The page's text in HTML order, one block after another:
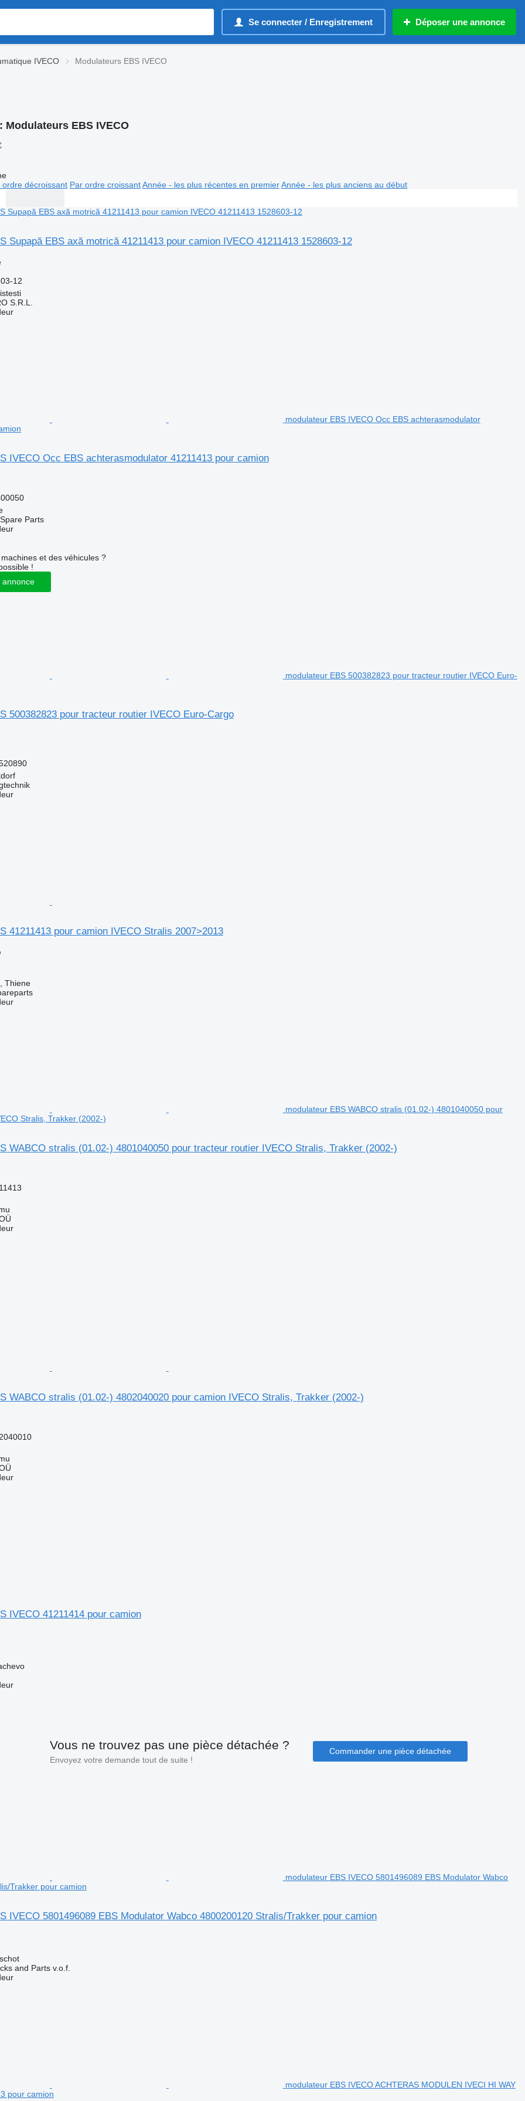
Se connecter / Enregistrement Déposer une annonce
IVECO Modulateurs EBS IVECO
Modulateurs EBS IVECO
ordre décroissant Par ordre croissant Année - les plus récentes en premier Année - les plus anciens au début
Supapă EBS axă motrică 41211413 pour camion IVECO 41211413 1528603-12
12
S.R.L.
modulateur EBS IVECO Occ EBS achterasmodulator
IVECO Occ EBS achterasmodulator 41211413 pour camion
Parts
et des véhicules ?
!
annonce
modulateur EBS 500382823 pour tracteur routier IVECO Euro-
500382823 pour tracteur routier IVECO Euro-Cargo
41211413 pour camion IVECO Stralis 2007>2013
Thiene
modulateur EBS WABCO stralis (01.02-) 4801040050 pour
Stralis, Trakker (2002-)
WABCO stralis (01.02-) 4801040050 pour tracteur routier IVECO Stralis, Trakker (2002-)
WABCO stralis (01.02-) 4802040020 pour camion IVECO Stralis, Trakker (2002-)
IVECO 41211414 pour camion
Vous ne trouvez pas une pièce détachée ?
Envoyez votre demande tout de suite !
Commander une pièce détachée
modulateur EBS IVECO 5801496089 EBS Modulator Wabco
Trakker pour camion
IVECO 5801496089 EBS Modulator Wabco 4800200120 Stralis/Trakker pour camion
and Parts v.o.f.
modulateur EBS IVECO ACHTERAS MODULEN IVECI HI WAY
pour camion